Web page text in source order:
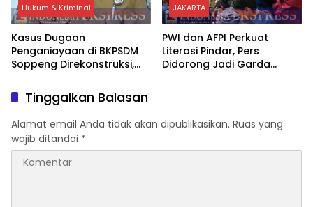
Hukum & Kriminal
Kasus Dugaan
Penganiayaan di BKPSDM
Soppeng Direkonstruksi,
Hukum Terus Berjalan
JAKARTA
PWI dan AFPI Perkuat
Literasi Pindar, Pers
Didorong Jadi Garda
Tinggalkan Balasan
Alamat email Anda tidak akan dipublikasikan. Ruas yang
wajib ditandai *